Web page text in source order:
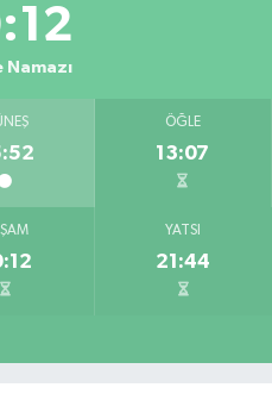
Namazı
ÖĞLE
13:07
YATSI
21:44